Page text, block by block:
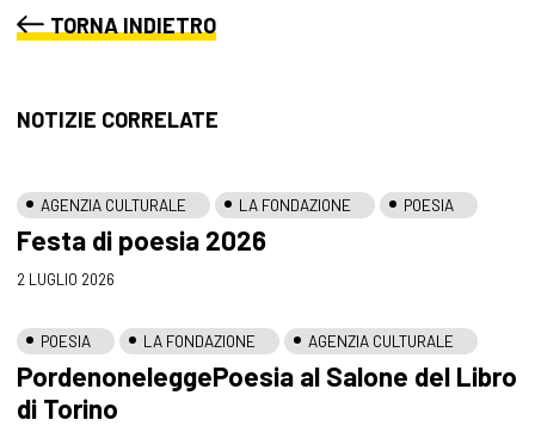
TORNA INDIETRO
NOTIZIE CORRELATE
AGENZIA CULTURALE LA FONDAZIONE POESIA
Festa di poesia 2026
2 LUGLIO 2026
POESIA LA FONDAZIONE AGENZIA CULTURALE
PordenoneleggePoesia al Salone del Libro
di Torino